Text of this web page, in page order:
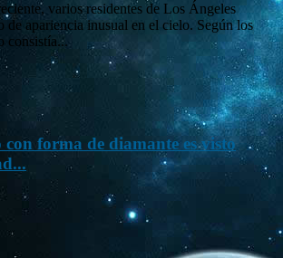
varios residentes de Los Ángeles
de apariencia inusual en el cielo. Según los
consistía...
forma de diamante es visto